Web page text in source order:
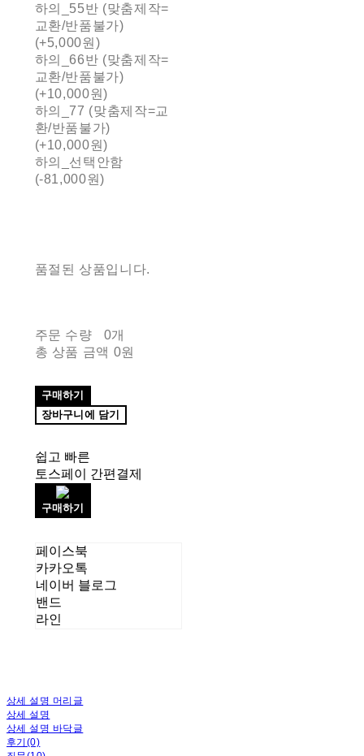
하의_55반 (맞춤제작=
교환/반품불가)
(+5,000원)
하의_66반 (맞춤제작=
교환/반품불가)
(+10,000원)
하의_77 (맞춤제작=교
환/반품불가)
(+10,000원)
하의_선택안함
(-81,000원)
품절된 상품입니다.
주문 수량
0개
총 상품 금액 0원
구매하기
장바구니에 담기
쉽고 빠른
토스페이 간편결제
구매하기
페이스북
카카오톡
네이버 블로그
밴드
라인
상세 설명 머리글
상세 설명
상세 설명 바닥글
후기(0)